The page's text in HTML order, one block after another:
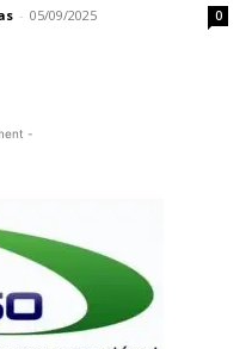
- 05/09/2025 0
-